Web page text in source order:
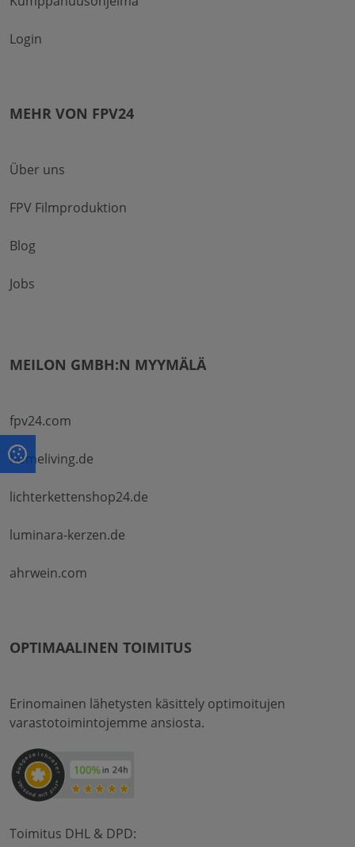
Login
MEHR VON FPV24
Über uns
FPV Filmproduktion
Blog
Jobs
MEILON GMBH:N MYYMÄLÄ
fpv24.com
homeliving.de
lichterkettenshop24.de
luminara-kerzen.de
ahrwein.com
OPTIMAALINEN TOIMITUS
Erinomainen lähetysten käsittely optimoitujen
varastotoimintojemme ansiosta.
Toimitus DHL & DPD: